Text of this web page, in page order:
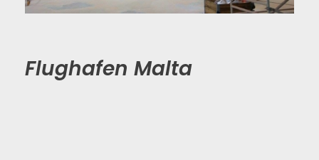
Flughafen Malta